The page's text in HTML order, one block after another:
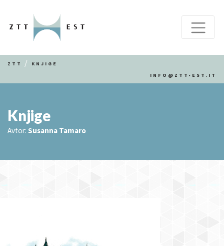
ZTT
KNJIGE
INFO@ZTT-EST.IT
Knjige
Avtor: Susanna Tamaro